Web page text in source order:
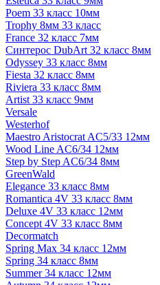
Poem 33 класс 10мм
Trophy 8мм 33 класс
France 32 класс 7мм
Синтерос DubArt 32 класс 8мм
Odyssey 33 класс 8мм
Fiesta 32 класс 8мм
Riviera 33 класс 8мм
Artist 33 класс 9мм
Versale
Westerhof
Maestro Aristocrat AC5/33 12мм
Wood Line AC6/34 12мм
Step by Step AC6/34 8мм
GreenWald
Elegance 33 класс 8мм
Romantica 4V 33 класс 8мм
Deluxe 4V 33 класс 12мм
Concept 4V 33 класс 8мм
Decormatch
Spring Max 34 класс 12мм
Spring 34 класс 8мм
Summer 34 класс 12мм